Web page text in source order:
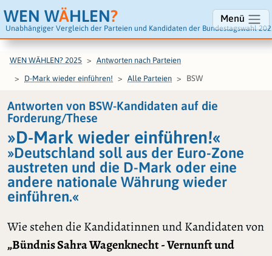
WEN WÄHLEN?
Unabhängiger Vergleich der Parteien und Kandidaten der Bundestagswahl
Menü
WEN WÄHLEN? 2025 Antworten nach Parteien
D-Mark wieder einführen! Alle Parteien BSW
Antworten von BSW-Kandidaten auf die
Forderung/These
»D-Mark wieder einführen!«
»Deutschland soll aus der Euro-Zone
austreten und die D-Mark oder eine
andere nationale Währung wieder
einführen.«
Wie stehen die Kandidatinnen und Kandidaten von
„Bündnis Sahra Wagenknecht - Vernunft und